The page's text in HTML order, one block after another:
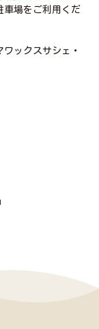
場をご利用くだ
ックスサシェ・